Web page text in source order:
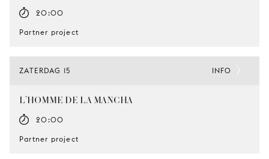
20:00
Partner project
ZATERDAG 15
L’HOMME DE LA MANCHA
20:00
Partner project
INFO